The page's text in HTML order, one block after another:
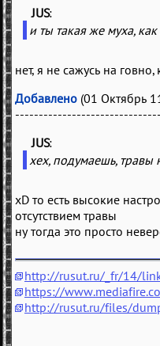
(JUS
и ты такая же муха,
нет, я не сажусь на говно,
Добавлено (01 Октябрь
(JUS
хех, подумаешь, травы
xD то есть высокие
отсутствием травы
ну тогда это просто
http://rusut.ru/_fr/14/
https://
http://rusut.ru/files/